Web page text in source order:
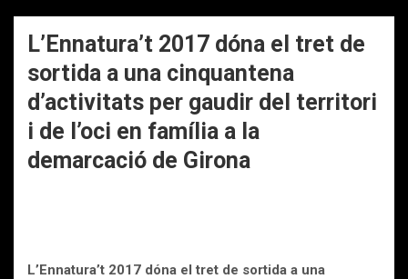
L’Ennatura’t 2017 dóna el tret de
sortida a una cinquantena
d’activitats per gaudir del territori
i de l’oci en família a la
demarcació de Girona
L’Ennatura’t 2017 dóna el tret de sortida a una